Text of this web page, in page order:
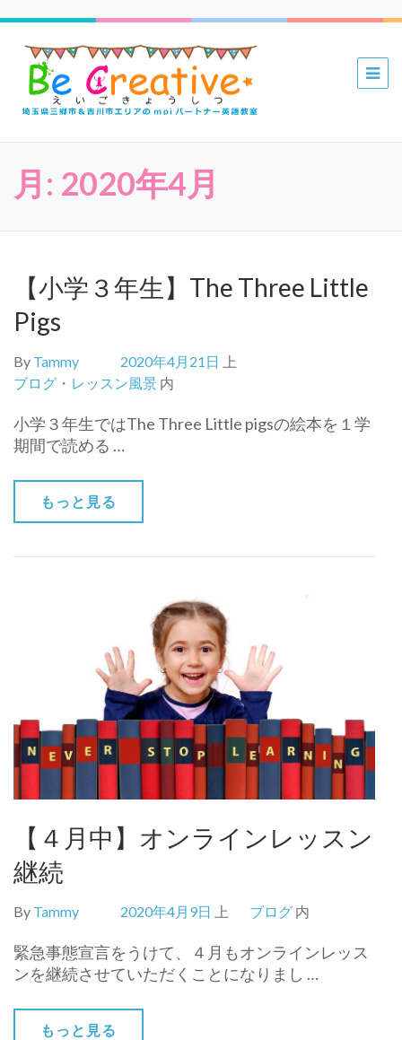
三郷 吉川
mpiパー
月: 2020年4月
【小学３年生】The Three Little
Pigs
By Tammy 2020年4月21日
上
ブログ ・ レッスン風景 内
小学３年生ではThe Three Little pigsの絵本を１学
期間で読める …
もっと見る
【４月中】オンラインレッスン
継続
By Tammy 2020年4月9日 上 ブログ 内
緊急事態宣言をうけて、４月もオンラインレッス
ンを継続させていただくことになりまし …
もっと見る